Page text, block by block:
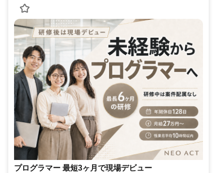
プログラマー 最短3ヶ月で現場デビュー